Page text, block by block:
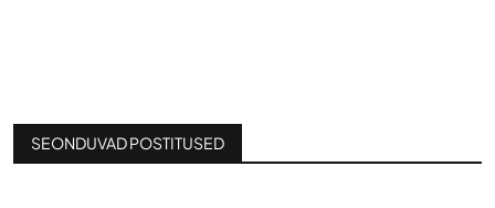
SEONDUVAD POSTITUSED